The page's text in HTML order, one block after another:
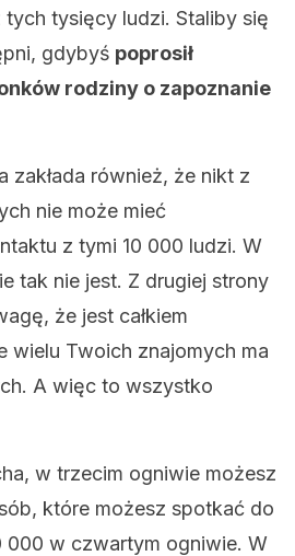
tysięcy ludzi. Staliby się
gdybyś poprosił
rodziny o zapoznanie
zakłada również, że nikt z
nie może mieć
z tymi 10 000 ludzi. W
tak nie jest. Z drugiej strony
że jest całkiem
wielu Twoich znajomych ma
A więc to wszystko
w trzecim ogniwie możesz
które możesz spotkać do
000 w czwartym ogniwie. W